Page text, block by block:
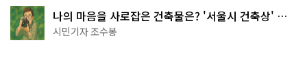
나의 마음을 사로잡은 건축물은? '서울시 건축상' 수
상작 공개!
시민기자 조수봉